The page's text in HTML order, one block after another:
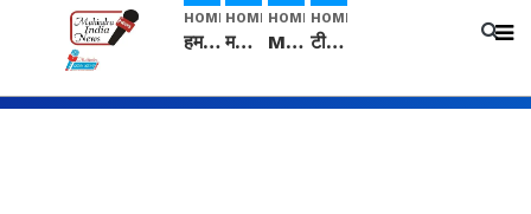
HOME
हम सनातनी..." सांसद kangana Ranaut से क्या बोली लड़की? Viral Jantar-Mantar | CJP protest
HOME
मनीषा हत्याकांड: हत्या, आत्महत्या या कोई बड़ा राज? | Full Story | Josh Haryana
HOME
Mangalsutra: हिंदू धर्म में शादी के बाद मंगलसूत्र क्यों पहनती है महिलाएं, किसने शुरु की ये परंपरा
HOME
टीम बीकेई ने एग्रीकल्चर ग्रेड की यूरिया खाद गट्टों में बदलकर टेक्निकल ग्रेड में बेचने वालों पर करवाई कार्रवाई: लखविंदर सिंह औलख